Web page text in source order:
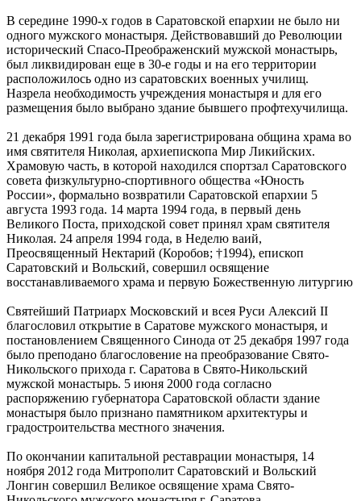
В середине 1990-х годов в Саратовской епархии не было ни
одного мужского монастыря. Действовавший до Революции
исторический Спасо-Преображенский мужской монастырь,
был ликвидирован еще в 30-е годы и на его территории
расположилось одно из саратовских военных училищ.
Назрела необходимость учреждения монастыря и для его
размещения было выбрано здание бывшего профтехучилища.
21 декабря 1991 года была зарегистрирована община храма во
имя святителя Николая, архиепископа Мир Ликийских.
Храмовую часть, в которой находился спортзал Саратовского
совета физкультурно-спортивного общества «Юность
России», формально возвратили Саратовской епархии 5
августа 1993 года. 14 марта 1994 года, в первый день
Великого Поста, приходской совет принял храм святителя
Николая. 24 апреля 1994 года, в Неделю ваий,
Преосвященный Нектарий (Коробов; †1994), епископ
Саратовский и Вольский, совершил освящение
восстанавливаемого храма и первую Божественную литургию
Святейший Патриарх Московский и всея Руси Алексий II
благословил открытие в Саратове мужского монастыря, и
постановлением Священного Синода от 25 декабря 1997 года
было преподано благословение на преобразование Свято-
Никольского прихода г. Саратова в Свято-Никольский
мужской монастырь. 5 июня 2000 года согласно
распоряжению губернатора Саратовской области здание
монастыря было признано памятником архитектуры и
градостроительства местного значения.
По окончании капитальной реставрации монастыря, 14
ноября 2012 года Митрополит Саратовский и Вольский
Лонгин совершил Великое освящение храма Свято-